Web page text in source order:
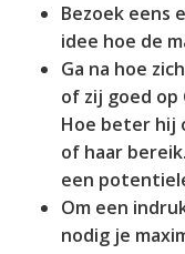
Bezoek eens
idee hoe de
Ga na hoe
of zij goed op
Hoe beter hij
of haar
een
Om een
nodig je